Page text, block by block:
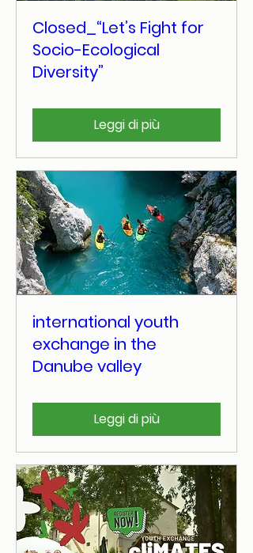
Closed_“Let’s Fight for
Socio-Ecological
Diversity”
Leggi di più
international youth
exchange in the
Danube valley
Leggi di più